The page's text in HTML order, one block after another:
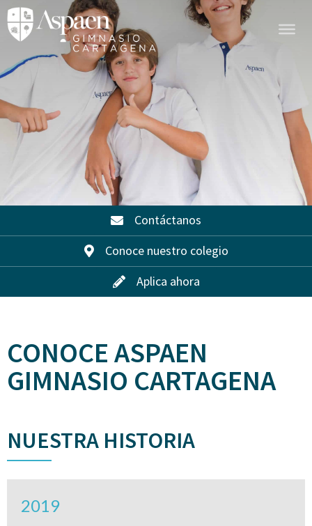
Contáctanos
Conoce nuestro colegio
Aplica ahora
CONOCE ASPAEN
GIMNASIO CARTAGENA
NUESTRA HISTORIA
2019